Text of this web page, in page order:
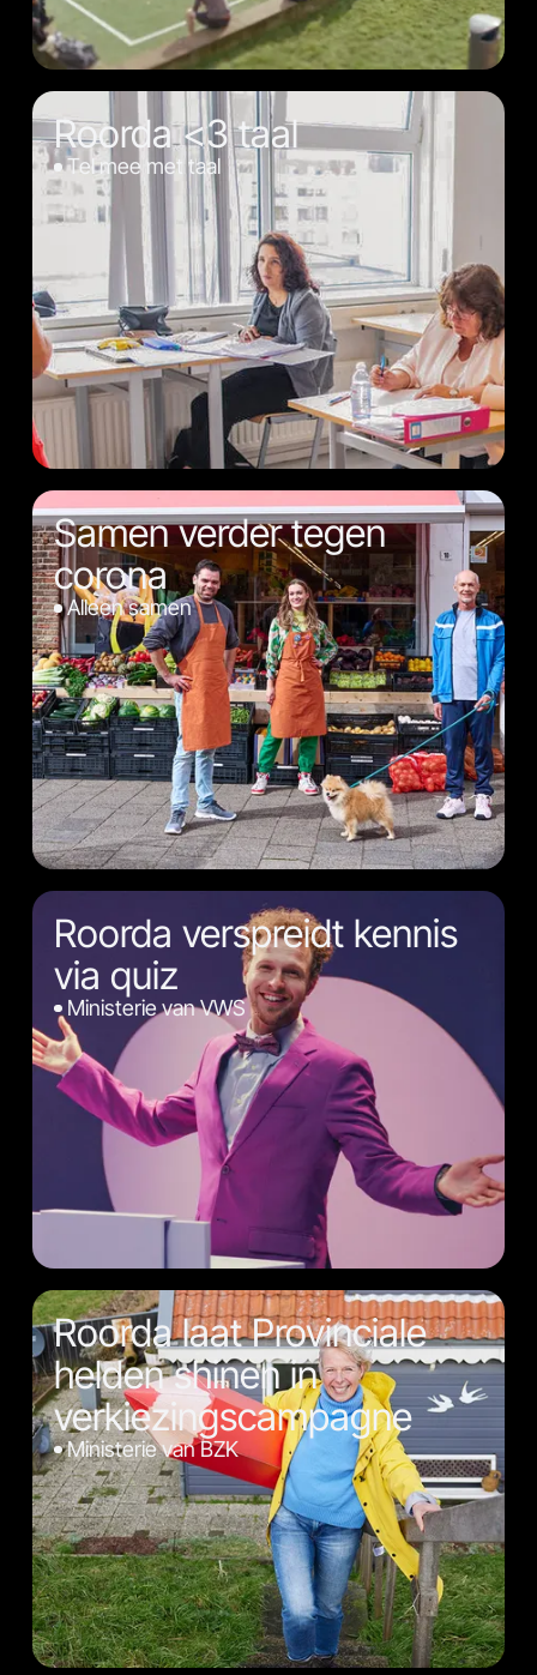
Roorda <3 taal
Tel mee met taal
Samen verder tegen
corona
Alleen samen
Roorda verspreidt kennis
via quiz
Ministerie van VWS
Roorda laat Provinciale
helden shinen in
verkiezingscampagne
Ministerie van BZK